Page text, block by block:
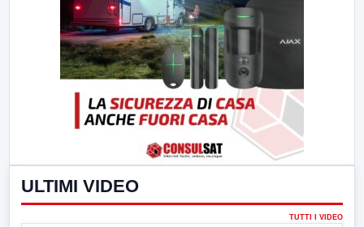
ULTIMI VIDEO
TUTTI I VIDEO